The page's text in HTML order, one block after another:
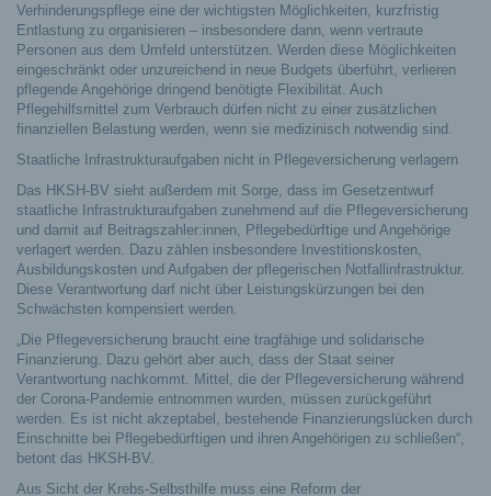
Verhinderungspflege eine der wichtigsten Möglichkeiten, kurzfristig
Entlastung zu organisieren – insbesondere dann, wenn vertraute
Personen aus dem Umfeld unterstützen. Werden diese Möglichkeiten
eingeschränkt oder unzureichend in neue Budgets überführt, verlieren
pflegende Angehörige dringend benötigte Flexibilität. Auch
Pflegehilfsmittel zum Verbrauch dürfen nicht zu einer zusätzlichen
finanziellen Belastung werden, wenn sie medizinisch notwendig sind.
Staatliche Infrastrukturaufgaben nicht in Pflegeversicherung verlagern
Das HKSH-BV sieht außerdem mit Sorge, dass im Gesetzentwurf
staatliche Infrastrukturaufgaben zunehmend auf die Pflegeversicherung
und damit auf Beitragszahler:innen, Pflegebedürftige und Angehörige
verlagert werden. Dazu zählen insbesondere Investitionskosten,
Ausbildungskosten und Aufgaben der pflegerischen Notfallinfrastruktur.
Diese Verantwortung darf nicht über Leistungskürzungen bei den
Schwächsten kompensiert werden.
„Die Pflegeversicherung braucht eine tragfähige und solidarische
Finanzierung. Dazu gehört aber auch, dass der Staat seiner
Verantwortung nachkommt. Mittel, die der Pflegeversicherung während
der Corona-Pandemie entnommen wurden, müssen zurückgeführt
werden. Es ist nicht akzeptabel, bestehende Finanzierungslücken durch
Einschnitte bei Pflegebedürftigen und ihren Angehörigen zu schließen“,
betont das HKSH-BV.
Aus Sicht der Krebs-Selbsthilfe muss eine Reform der